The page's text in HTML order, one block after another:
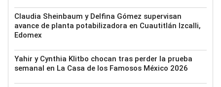
Claudia Sheinbaum y Delfina Gómez supervisan
avance de planta potabilizadora en Cuautitlán Izcalli,
Edomex
Yahir y Cynthia Klitbo chocan tras perder la prueba
semanal en La Casa de los Famosos México 2026